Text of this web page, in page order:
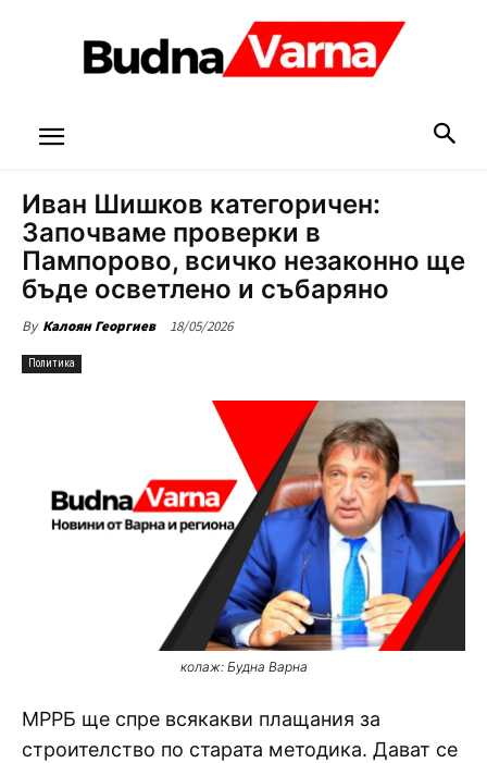
Иван Шишков категоричен:
Започваме проверки в
Пампорово, всичко незаконно ще
бъде осветлено и събаряно
By Калоян Георгиев 18/05/2026
Политика
колаж: Будна Варна
МРРБ ще спре всякакви плащания за
строителство по старата методика. Дават се